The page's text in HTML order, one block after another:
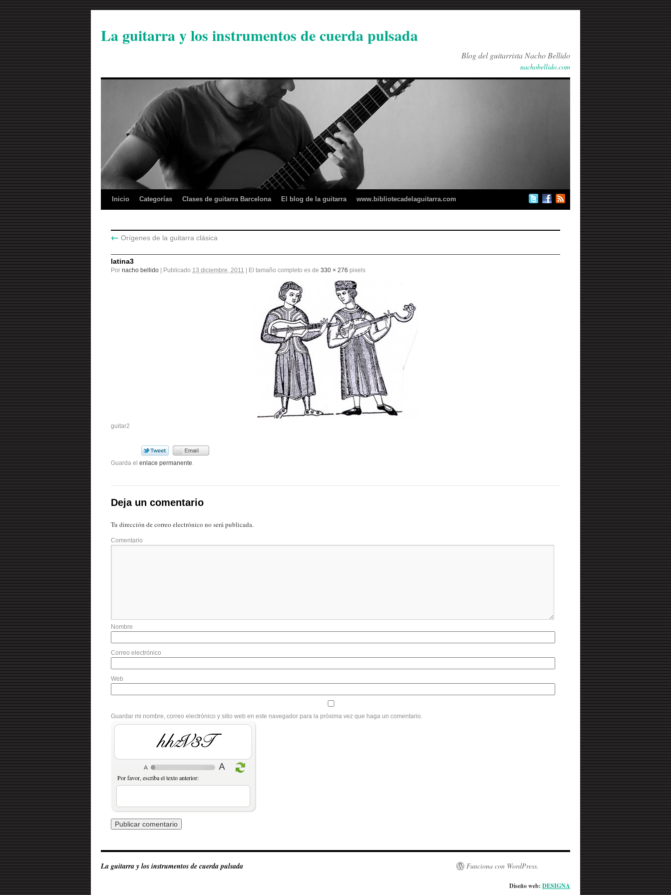
La guitarra y los instrumentos de cuerda pulsada
Blog del guitarrista Nacho Bellido
nachobellido.com
Inicio Categorías Clases de guitarra Barcelona El blog de la guitarra www.bibliotecadelaguitarra.com
← Orígenes de la guitarra clásica
latina3
Por nacho bellido Publicado 13 diciembre, 2011 El tamaño completo es de 330 × 276 pixels
guitar2
Guarda el enlace permanente.
Deja un comentario
Tu dirección de correo electrónico no será publicada.
Comentario
Nombre
Correo electrónico
Web
Guardar mi nombre, correo electrónico y sitio web en este navegador para la próxima vez que haga un comentario.
00CJh9
Por favor, escriba el texto anterior:
La guitarra y los instrumentos de cuerda pulsada Funciona con WordPress.
Diseño web: DESIGNA